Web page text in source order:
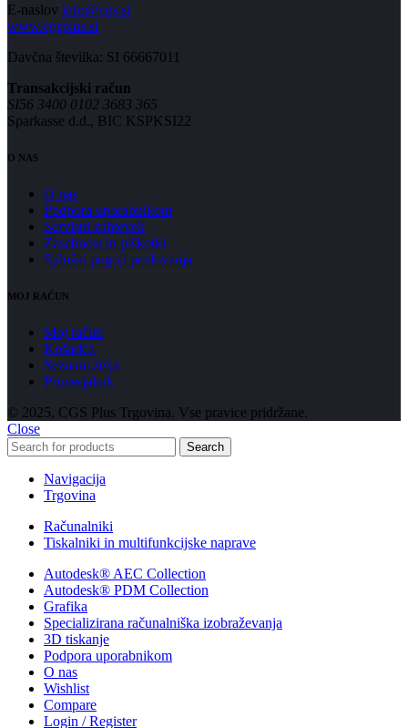
E-naslov info@cgs.si
www.cgsplus.si
Davčna številka: SI 66667011
Transakcijski račun
SI56 3400 0102 3683 365
Sparkasse d.d., BIC KSPKSI22
O NAS
O nas
Podpora uporabnikom
Servisni zahtevek
Zasebnost in piškotki
Splošni pogoji poslovanja
MOJ RAČUN
Moj račun
Košarica
Seznam želja
Primerjalnik
© 2025, CGS Plus Trgovina. Vse pravice pridržane.
Close
Search
Navigacija
Trgovina
Računalniki
Tiskalniki in multifunkcijske naprave
Autodesk® AEC Collection
Autodesk® PDM Collection
Grafika
Specializirana računalniška izobraževanja
3D tiskanje
Podpora uporabnikom
O nas
Wishlist
Compare
Login / Register